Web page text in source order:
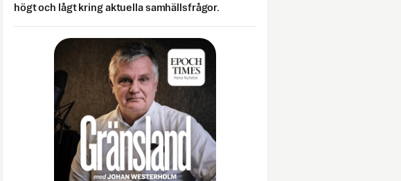
högt och lågt kring aktuella samhällsfrågor.